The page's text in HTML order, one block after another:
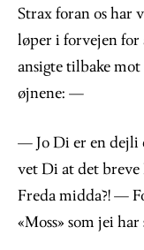
Strax foran os har
løper i forvejen for
ansigte tilbake
øjnene: —
— Jo Di er en dejli
vet Di at det breve
Freda midda?! —
«Moss» som jei